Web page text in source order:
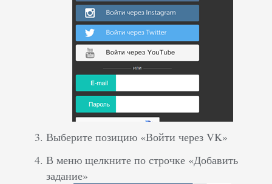
Выберите позицию «Войти через VK»
В меню щелкните по строчке «Добавить
задание»